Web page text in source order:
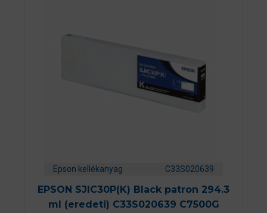
Epson kellékanyag C33S020639
EPSON SJIC30P(K) Black patron 294.3
ml (eredeti) C33S020639 C7500G